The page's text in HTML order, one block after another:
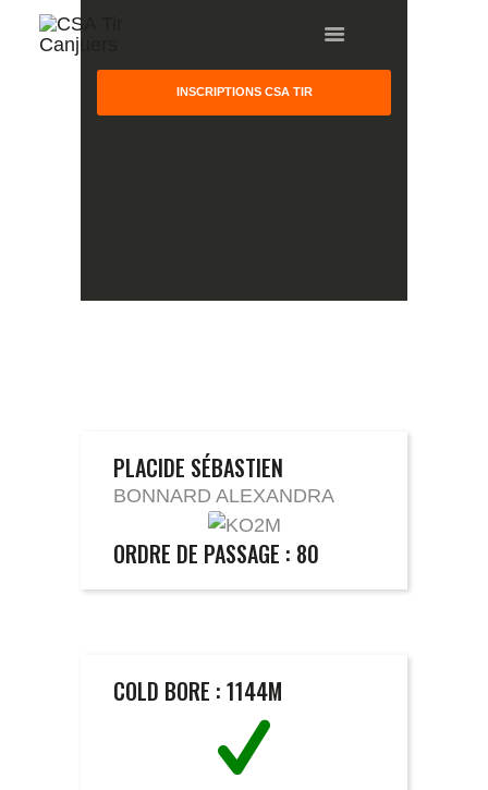
INSCRIPTIONS CSA TIR
GALLERY
PLACIDE SÉBASTIEN
BONNARD ALEXANDRA
ORDRE DE PASSAGE : 80
COLD BORE : 1144M